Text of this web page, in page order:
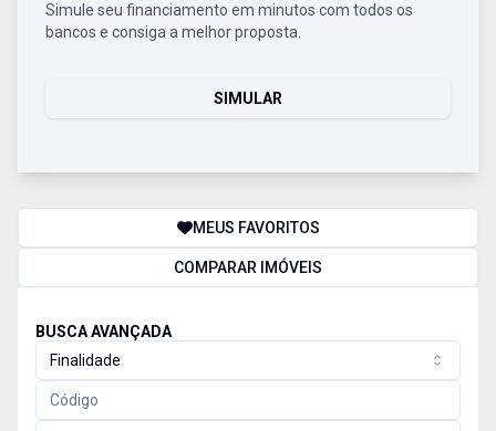
Simule seu financiamento em minutos com todos os
bancos e consiga a melhor proposta.
SIMULAR
MEUS FAVORITOS
COMPARAR IMÓVEIS
BUSCA AVANÇADA
Finalidade